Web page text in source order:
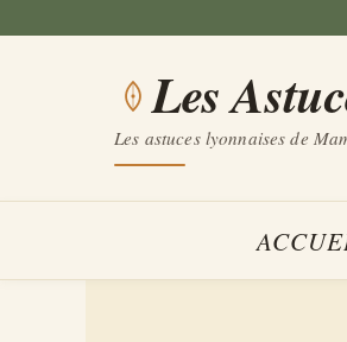
Les
Les astuces lyonnaises de